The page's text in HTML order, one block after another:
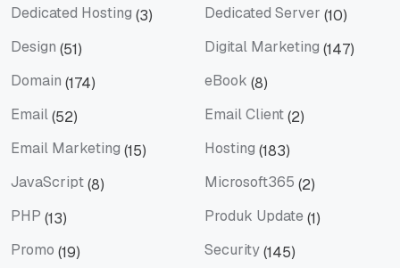
Dedicated Hosting (3) Dedicated Server (10)
Design (51) Digital Marketing (147)
Domain (174) eBook (8)
Email(52) Email Client(2)
Email Marketing (15) Hosting (183)
JavaScript(8) Microsoft365 (2)
PHP (13) Produk Update (1)
Promo (19) Security(145)